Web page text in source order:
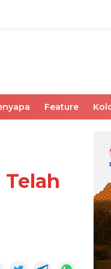
Feature